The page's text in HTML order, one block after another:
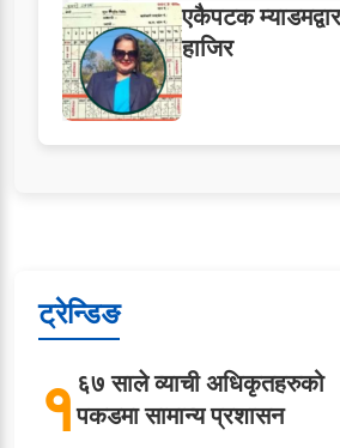
एकैपटक
हाजिर
ट्रेन्डिङ
१६७ साले व्याची अधिकृतहरुको
पकडमा सामान्य प्रशासन